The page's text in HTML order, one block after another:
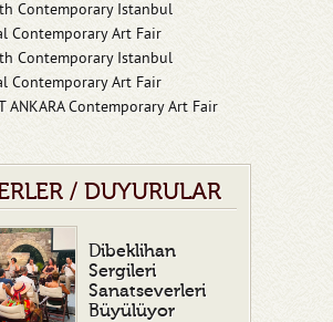
Contemporary Istanbul
Contemporary Art Fair
Contemporary Istanbul
Contemporary Art Fair
ANKARA Contemporary Art Fair
/ DUYURULAR
Dibeklihan
Sergileri
Sanatseverleri
Büyülüyor